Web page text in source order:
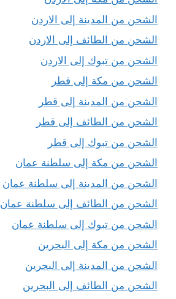
الشحن من المدينة إلى الاردن
الشحن من الطائف إلى الاردن
الشحن من تبوك إلى الاردن
الشحن من مكة إلى قطر
الشحن من المدينة إلى قطر
الشحن من الطائف إلى قطر
الشحن من تبوك إلى قطر
الشحن من مكة إلى سلطنة عمان
الشحن من المدينة إلى سلطنة عمان
الشحن من الطائف إلى سلطنة عمان
الشحن من تبوك إلى سلطنة عمان
الشحن من مكة إلى البحرين
الشحن من المدينة إلى البحرين
الشحن من الطائف إلى البحرين